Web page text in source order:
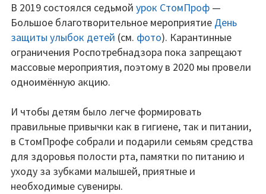
В 2019 состоялся седьмой урок СтомПроф—
Большое благотворительное мероприятие День
защиты улыбок детей (см. фото). Карантинные
ограничения Роспотребнадзора пока запрещают
массовые мероприятия, поэтому в 2020 мы провели
одноимённую акцию.
И чтобы детям было легче формировать
правильные привычки как в гигиене, так и питании,
в СтомПрофе собрали и подарили семьям средства
для здоровья полости рта, памятки по питанию и
уходу за зубками малышей, приятные и
необходимые сувениры.